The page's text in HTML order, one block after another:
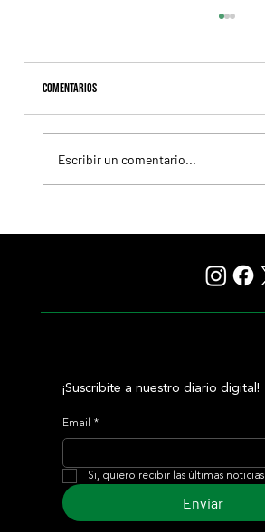
Comentarios
Escribir un comentario...
¡Suscribite a nuestro diario digital!
Email *
Si, quiero recibir las últimas noticias
Enviar